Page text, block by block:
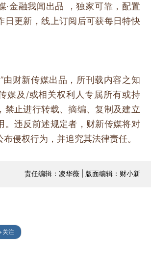
融我闻出品 ，独家可靠，配置
日更新，线上订阅后可获每日特快
财新传媒出品，所刊载内容之知
媒及/或相关权利人专属所有或持
禁止进行转载、摘编、复制及建立
。违反前述规定者，财新传媒将对
侵权行为，并追究其法律责任。
责任编辑：凌华薇 | 版面编辑：财小新
关注